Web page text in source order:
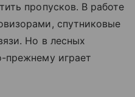
пропусков. В работе
спутниковые
Но в лесных
прежнему играет